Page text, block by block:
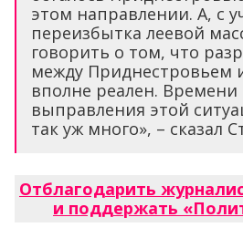
этом направлении. А, с
переизбытка леевой
говорить о том, что
между Приднестровьем
вполне реален. Времени
выправления этой
так уж много», – сказал
Отблагодарить
и поддержать